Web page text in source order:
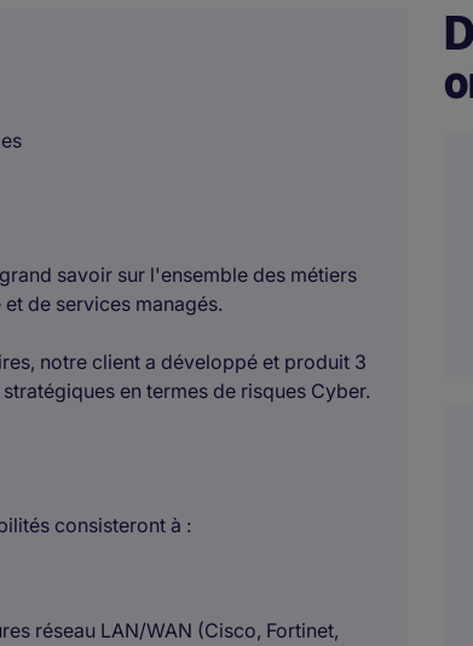
savoir sur l'ensemble des métiers
de services managés.
notre client a développé et produit 3
en termes de risques Cyber.
consisteront à :
réseau LAN/WAN (Cisco, Fortinet,